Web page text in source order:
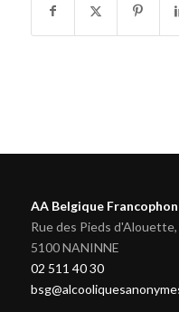
AA Belgique
Rue des Pieds d'Alouette,
5100 NANINNE
02 511 40 30